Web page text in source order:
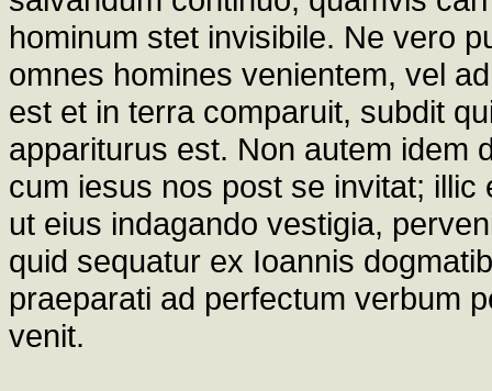
hominum stet invisibile. Ne vero
omnes homines venientem, vel
est et in terra comparuit, subdit
appariturus est. Non autem idem
cum iesus nos post se invitat;
ut eius indagando vestigia,
quid sequatur ex Ioannis
praeparati ad perfectum verbum
venit.